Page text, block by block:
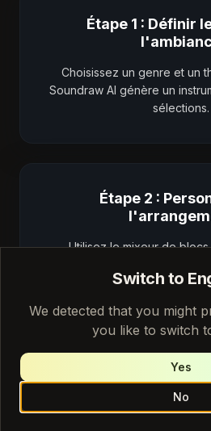
Étape 1 : Définir
Choisissez un genre et un
Soundraw AI génère un
sélections.
Étape 2 :
Utilisez le mixeur de
pour un arrangement
Étape 3 :
complète
Switch to
We detected that you might
you like to switch
No
Yes